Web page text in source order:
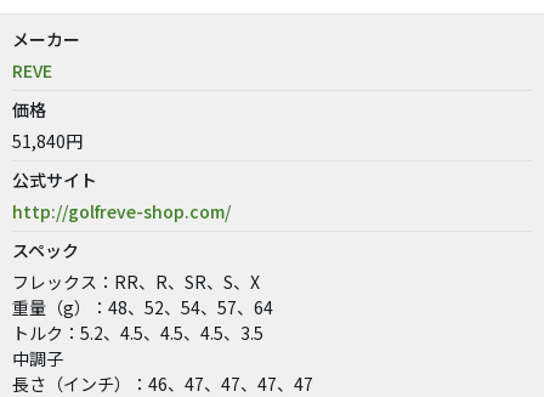
メーカー
REVE
価格
51,840円
公式サイト
http://golfreve-shop.com/
スペック
フレックス：RR、R、SR、S、X
重量（g）：48、52、54、57、64
トルク：5.2、4.5、4.5、4.5、3.5
中調子
長さ（インチ）：46、47、47、47、47